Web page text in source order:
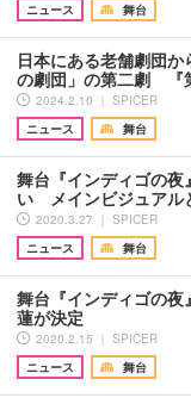
ニュース
舞台
日本にある老舗劇団
の劇団」の第二劇 『
2024.2.10 ｜ SPICER
ニュース
舞台
舞台『インディゴの
い メインビジュアル
2020.3.27 ｜ SPICER
ニュース
舞台
舞台『インディゴの
蓮が決定
2020.2.15 ｜ SPICER
ニュース
舞台